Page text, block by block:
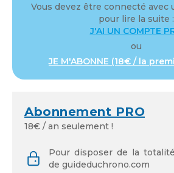
Vous devez être connecté avec
pour lire la suite :
J'AI UN COMPTE
ou
JE M'ABONNE (18€ / la
Abonnement PRO
18€ / an seulement !
Pour disposer de la
de guideduchrono.com
Identifiant ou adresse de